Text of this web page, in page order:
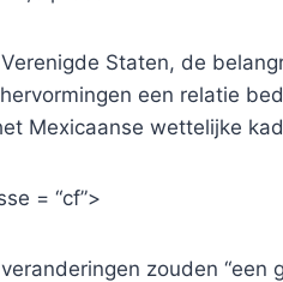
Staten, de
een relatie
Mexicaanse wettelijke
= “cf”>
zouden “een